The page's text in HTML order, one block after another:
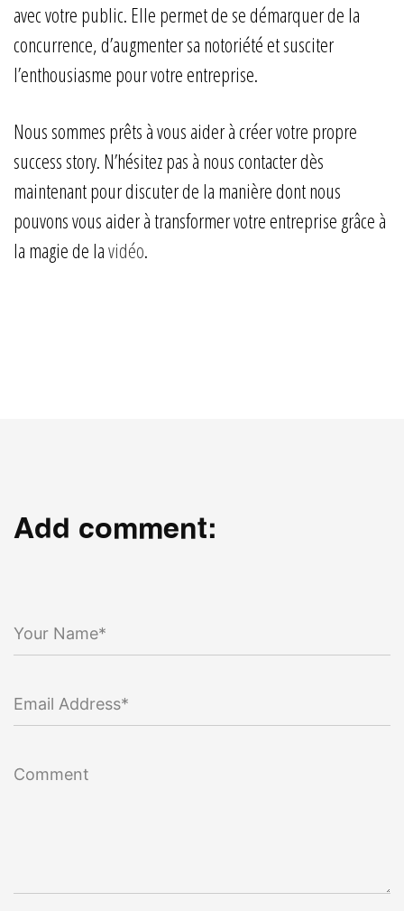
avec votre public. Elle permet de se démarquer de la
concurrence, d’augmenter sa notoriété et susciter
l’enthousiasme pour votre entreprise.
Nous sommes prêts à vous aider à créer votre propre
success story. N’hésitez pas à nous contacter dès
maintenant pour discuter de la manière dont nous
pouvons vous aider à transformer votre entreprise grâce à
la magie de lavidéo.
Add comment:
Your Name*
Email Address*
Comment